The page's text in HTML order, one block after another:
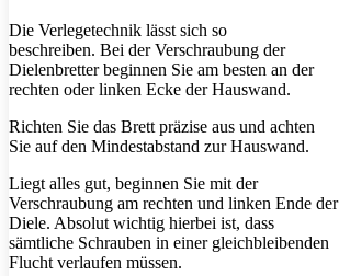
Die Verlegetechnik lässt sich so
beschreiben. Bei der Verschraubung der
Dielenbretter beginnen Sie am besten an der
rechten oder linken Ecke der Hauswand.
Richten Sie das Brett präzise aus und achten
Sie auf den Mindestabstand zur Hauswand.
Liegt alles gut, beginnen Sie mit der
Verschraubung am rechten und linken Ende der
Diele. Absolut wichtig hierbei ist, dass
sämtliche Schrauben in einer gleichbleibenden
Flucht verlaufen müssen.